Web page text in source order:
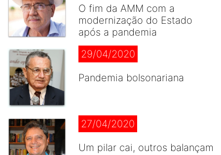
O fim da AMM com a
modernização do Estado
após a pandemia
29/04/2020
Pandemia bolsonariana
27/04/2020
Um pilar cai, outros balançam